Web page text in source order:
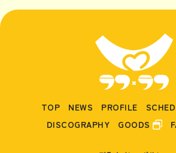
TOP NEWS PROFILE
DISCOGRAPHY
GOODS